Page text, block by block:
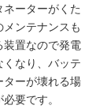
ーターがくた
ンテナンスも
装置なので発電
なり、バッテ
ターが壊れる場
要です。